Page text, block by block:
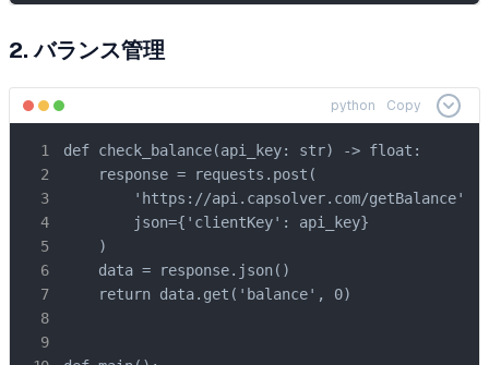
2. バランス管理
python Copy
def check_balance(api_key: str) -> float:
    response = requests.post(
        'https://api.capsolver.com/getBalance',
        json={'clientKey': api_key}
    )
    data = response.json()
    return data.get('balance', 0)